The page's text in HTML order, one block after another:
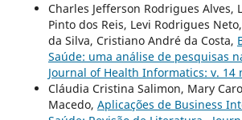
Charles Jefferson Rodrigues Alves,
Pinto dos Reis, Levi Rodrigues
da Silva, Cristiano André da Costa,
Saúde: uma análise de pesquisas
Journal of Health Informatics: v. 14
Cláudia Cristina Salimon, Mary
Macedo, Aplicações de Business